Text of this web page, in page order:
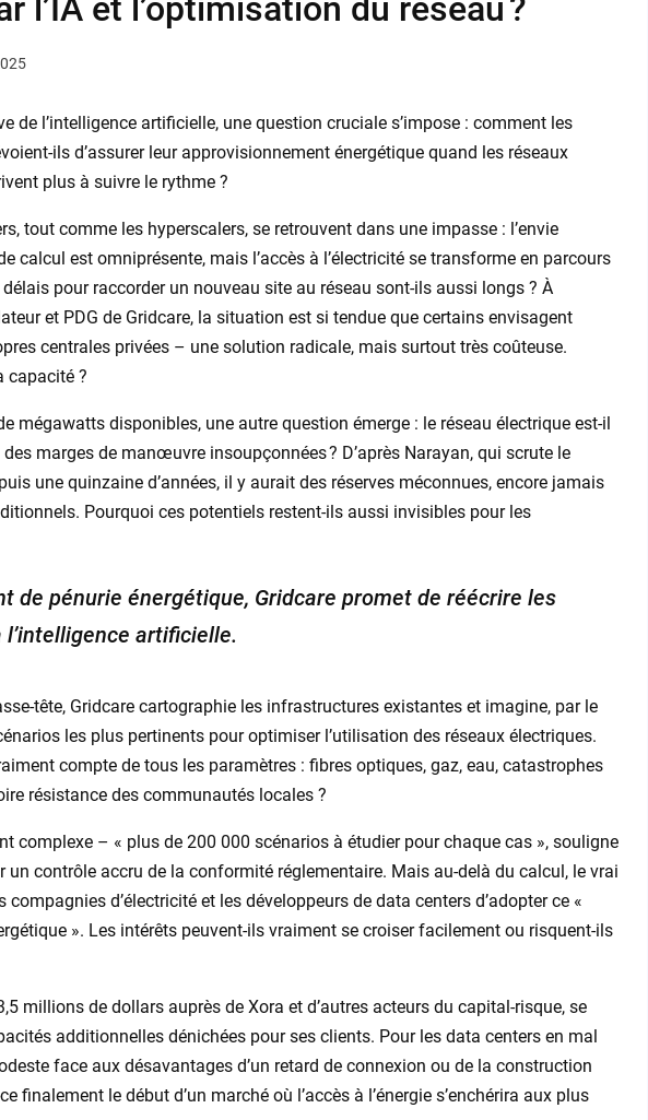
l’IA et l’optimisation du réseau ?
de l’intelligence artificielle, une question cruciale s’impose : comment les
ils d’assurer leur approvisionnement énergétique quand les réseaux
plus à suivre le rythme ?
tout comme les hyperscalers, se retrouvent dans une impasse : l’envie
calcul est omniprésente, mais l’accès à l’électricité se transforme en parcours
pour raccorder un nouveau site au réseau sont-ils aussi longs ? À
et PDG de Gridcare, la situation est si tendue que certains envisagent
centrales privées – une solution radicale, mais surtout très coûteuse.
capacité ?
mégawatts disponibles, une autre question émerge : le réseau électrique est-il
marges de manœuvre insoupçonnées ? D’après Narayan, qui scrute le
une quinzaine d’années, il y aurait des réserves méconnues, encore jamais
Pourquoi ces potentiels restent-ils aussi invisibles pour les
de pénurie énergétique, Gridcare promet de réécrire les
artificielle.
tête, Gridcare cartographie les infrastructures existantes et imagine, par le
les plus pertinents pour optimiser l’utilisation des réseaux électriques.
compte de tous les paramètres : fibres optiques, gaz, eau, catastrophes
résistance des communautés locales ?
complexe – « plus de 200 000 scénarios à étudier pour chaque cas », souligne
un contrôle accru de la conformité réglementaire. Mais au-delà du calcul, le vrai
d’électricité et les développeurs de data centers d’adopter ce «
». Les intérêts peuvent-ils vraiment se croiser facilement ou risquent-ils
millions de dollars auprès de Xora et d’autres acteurs du capital-risque, se
additionnelles dénichées pour ses clients. Pour les data centers en mal
face aux désavantages d’un retard de connexion ou de la construction
finalement le début d’un marché où l’accès à l’énergie s’enchérira aux plus